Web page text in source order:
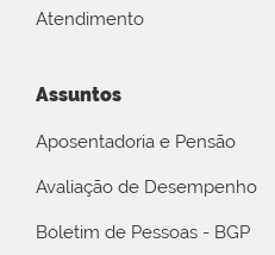
Atendimento
Assuntos
Aposentadoria e Pensão
Avaliação de Desempenho
Boletim de Pessoas - BGP